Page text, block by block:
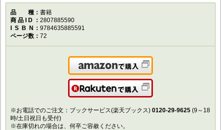
品種書籍
商品ID
2807885590
ISBN
9784635885591
ページ数
72
Amazonで購入
楽天で購入
※お電話でのご注文：ブックサービス(楽天ブックス) 0120-29-9625 (9～18
時/土日祝日も受付)
※在庫切れの場合は、何卒ご容赦ください。